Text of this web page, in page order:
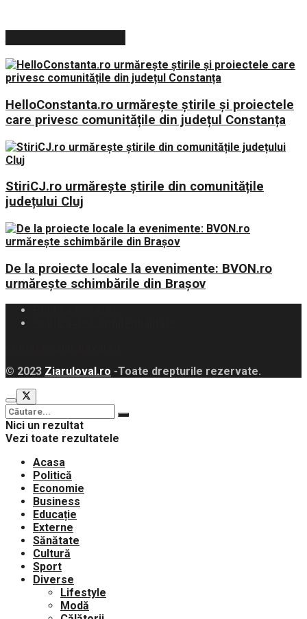
HelloConstanta.ro urmărește știrile și proiectele
care privesc comunitățile din județul Constanța
StiriCJ.ro urmărește știrile din comunitățile
județului Cluj
De la proiecte locale la evenimente: BVON.ro
urmărește schimbările din Brașov
© 2023 Ziaruloval.ro -Toate drepturile rezervate.
Nici un rezultat
Vezi toate rezultatele
Acasa
Politică
Economie
Business
Educație
Externe
Sănătate
Cultură
Sport
Diverse
Lifestyle
Modă